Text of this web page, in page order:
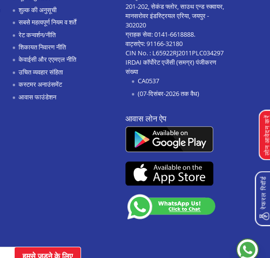
लोन
रेफरल रिवॉर्ड
शुल्क की अनुसूची
सबसे महत्वपूर्ण नियम व शर्तें
रेट कन्वर्शन/नीति
शिकायत निवारण नीति
केवाईसी और एएमएल नीति
उचित व्यवहार संहिता
कस्टमर अनाउंसमेंट
आवास फाउंडेशन
201-202, सेकंड फ्लोर, साउथ एन्ड स्क्वायर,
मानसरोवर इंडस्ट्रियल एरिया, जयपुर -
302020
ग्राहक सेवा:0141-6618888.
वाट्सऐप:91166-32180
CIN No. : L65922RJ2011PLC034297
IRDAI कॉर्पोरेट एजेंसी (समग्र) पंजीकरण
संख्या
CA0537
(07-दिसंबर-2026 तक वैध)
आवास लोन ऐप